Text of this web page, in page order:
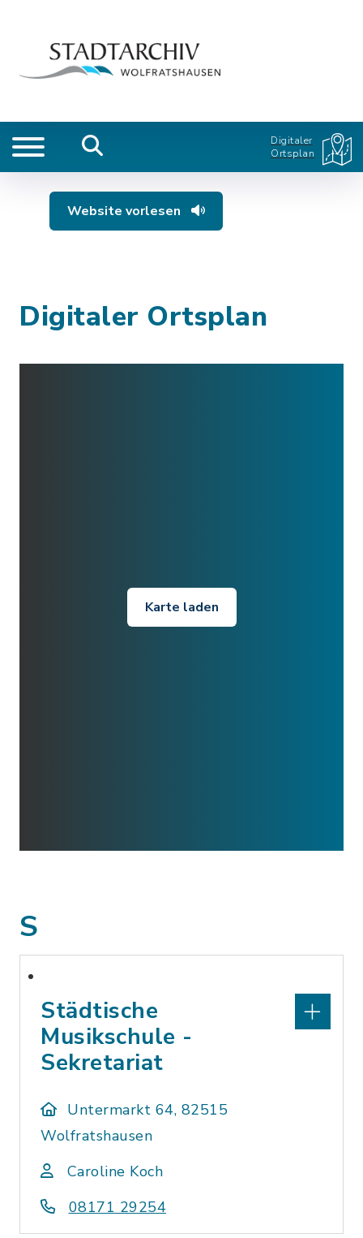
Digitaler
Ortsplan
Website vorlesen
Digitaler Ortsplan
Karte laden
S
Städtische
Musikschule -
Sekretariat
Untermarkt 64, 82515
Wolfratshausen
Caroline Koch
08171 29254